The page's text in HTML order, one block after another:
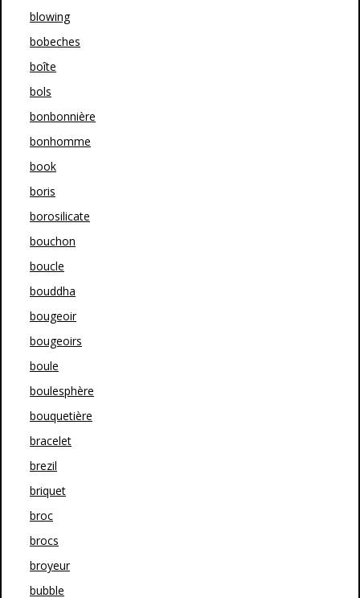
blowing
bobeches
boîte
bols
bonbonnière
bonhomme
book
boris
borosilicate
bouchon
boucle
bouddha
bougeoir
bougeoirs
boule
boulesphère
bouquetière
bracelet
brezil
briquet
broc
brocs
broyeur
bubble